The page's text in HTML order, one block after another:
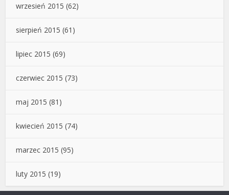
wrzesień 2015 (62)
sierpień 2015 (61)
lipiec 2015 (69)
czerwiec 2015 (73)
maj 2015 (81)
kwiecień 2015 (74)
marzec 2015 (95)
luty 2015 (19)